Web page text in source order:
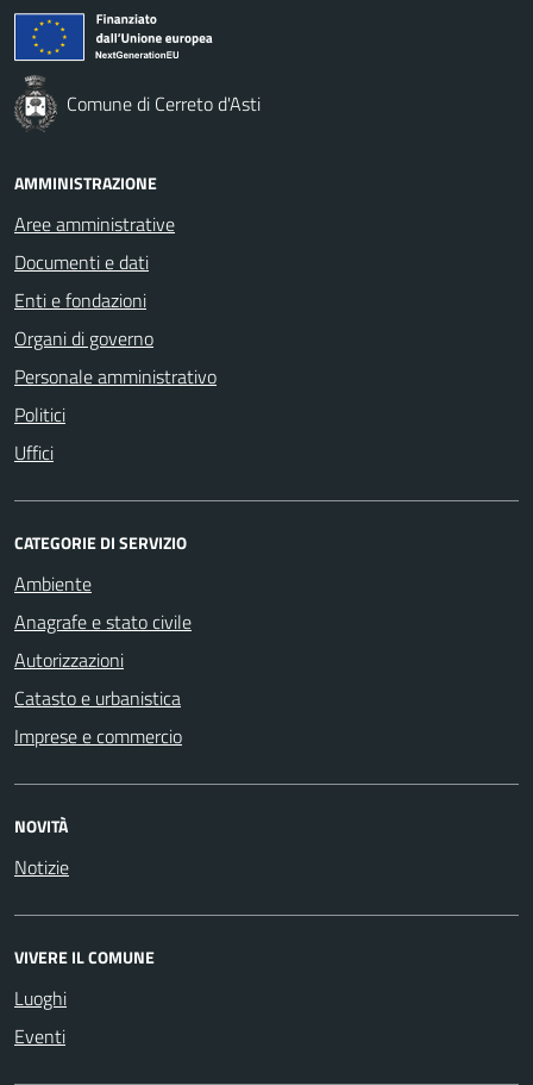
Comune di Cerreto d'Asti
AMMINISTRAZIONE
Aree amministrative
Documenti e dati
Enti e fondazioni
Organi di governo
Personale amministrativo
Politici
Uffici
CATEGORIE DI SERVIZIO
Ambiente
Anagrafe e stato civile
Autorizzazioni
Catasto e urbanistica
Imprese e commercio
NOVITÀ
Notizie
VIVERE IL COMUNE
Luoghi
Eventi